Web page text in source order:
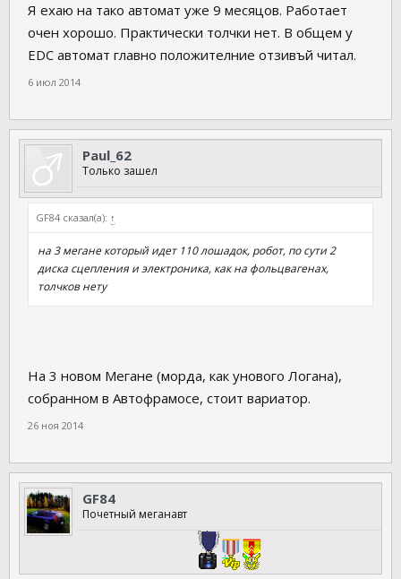
Я ехаю на тако автомат уже 9 месяцов. Работает
очен хорошо. Практически толчки нет. В общем у
EDC автомат главно положителние отзивъй читал.
6 июл 2014
Paul_62
Только зашел
GF84 сказал(а): ↑
на 3 мегане который идет 110 лошадок, робот, по сути 2
диска сцепления и электроника, как на фольцвагенах,
толчков нету
На 3 новом Мегане (морда, как унового Логана),
собранном в Автофрамосе, стоит вариатор.
26 ноя 2014
GF84
Почетный меганавт